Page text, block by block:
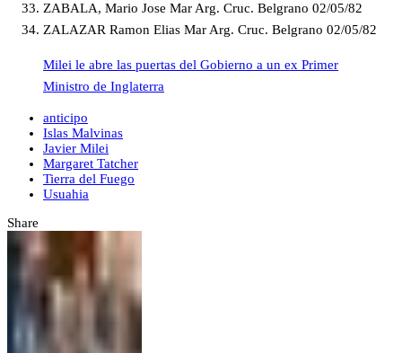
ZABALA, Mario Jose Mar Arg. Cruc. Belgrano 02/05/82
ZALAZAR Ramon Elias Mar Arg. Cruc. Belgrano 02/05/82
Milei le abre las puertas del Gobierno a un ex Primer
Ministro de Inglaterra
anticipo
Islas Malvinas
Javier Milei
Margaret Tatcher
Tierra del Fuego
Usuahia
Share